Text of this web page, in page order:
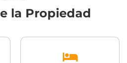
la Propiedad